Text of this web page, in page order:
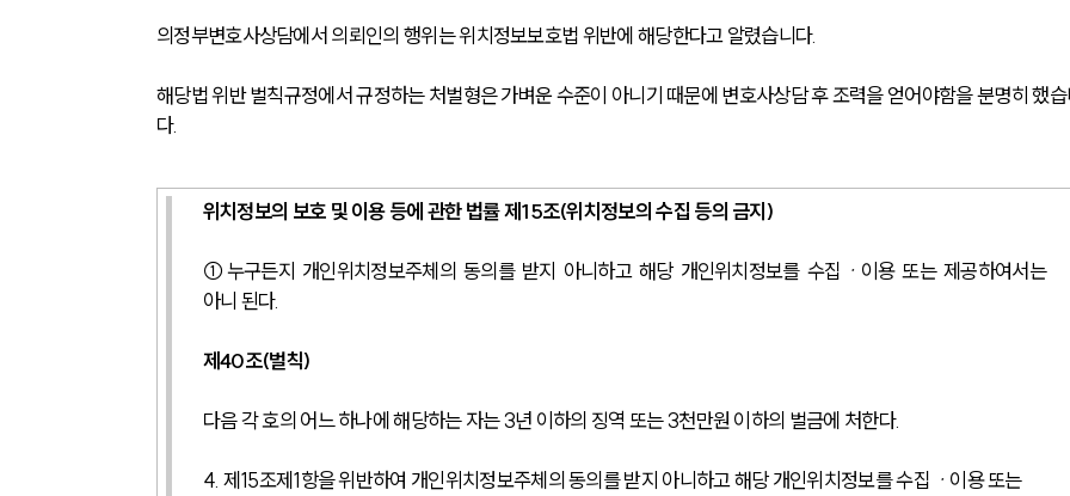
의정부변호사상담에서 의뢰인의 행위는 위치정보보호법 위반에 해당한다고 알렸습니다.
해당법 위반 벌칙규정에서 규정하는 처벌형은 가벼운 수준이 아니기 때문에 변호사상담 후 조력을 얻어야함을 분명히 했습
다.
위치정보의 보호 및 이용 등에 관한 법률 제15조(위치정보의 수집 등의 금지)
①누구든지 개인위치정보주체의 동의를 받지 아니하고 해당 개인위치정보를 수집ㆍ이용 또는 제공하여서는
아니 된다.
제40조(벌칙)
다음 각 호의 어느 하나에 해당하는 자는 3년 이하의 징역 또는 3천만원 이하의 벌금에 처한다.
4. 제15조제1항을 위반하여 개인위치정보주체의 동의를 받지 아니하고 해당 개인위치정보를 수집ㆍ이용 또는